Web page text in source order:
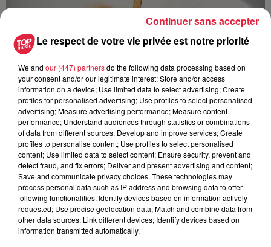
À Hoerdt, de l’eau brune sort des robinets
Depuis plusieurs jours, des habitants de Hoerdt ont vu de
l’eau brune s’écouler de leurs robinets. Face aux
nombreuses interrogations, la municipalité a pris...
Le respect de votre vie privée est notre priorité
We and our (447) partnersdo the following data processing based on
your consent and/or our legitimate interest: Store and/or access
information on a device; Use limited data to select advertising; Create
profiles for personalised advertising; Use profiles to select personalised
advertising; Measure advertising performance; Measure content
performance; Understand audiences through statistics or combinations
of data from different sources; Develop and improve services; Create
profiles to personalise content; Use profiles to select personalised
content; Use limited data to select content; Ensure security, prevent and
detect fraud, and fix errors; Deliver and present advertising and content;
Save and communicate privacy choices. These technologies may
process personal data such as IP address and browsing data to offer
following functionalities: Identify devices based on information actively
requested; Use precise geolocation data; Match and combine data from
other data sources; Link different devices; Identify devices based on
information transmitted automatically.
Continuer sans accepter